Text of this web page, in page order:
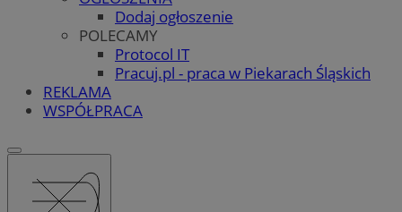
Dodaj ogłoszenie
POLECAMY
Protocol IT
Pracuj.pl - praca w Piekarach Śląskich
REKLAMA
WSPÓŁPRACA